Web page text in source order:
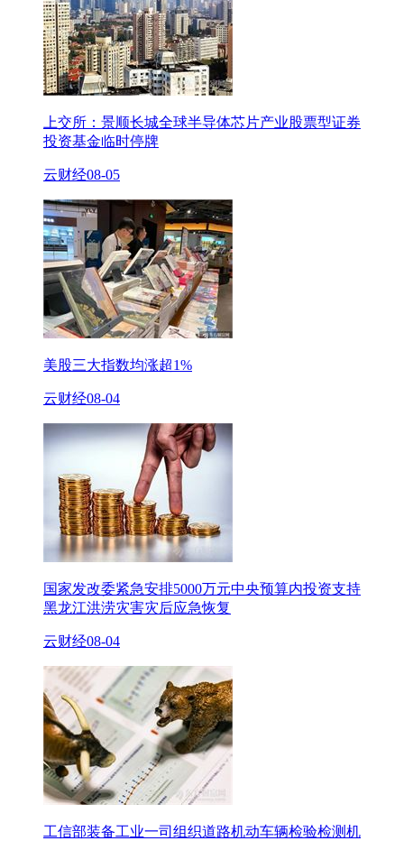
上交所：景顺长城全球半导体芯片产业股票型证券
投资基金临时停牌
云财经08-05
美股三大指数均涨超1%
云财经08-04
国家发改委紧急安排5000万元中央预算内投资支持
黑龙江洪涝灾害灾后应急恢复
云财经08-04
工信部装备工业一司组织道路机动车辆检验检测机